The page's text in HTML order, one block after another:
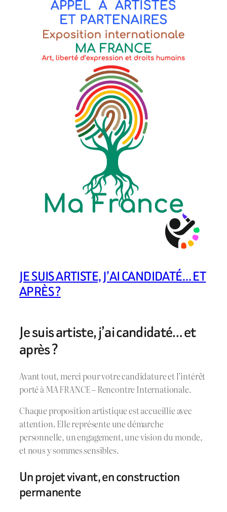
JE SUIS ARTISTE, J’AI CANDIDATÉ… ET
APRÈS ?
Je suis artiste, j’ai candidaté… et
après ?
Avant tout, merci pour votre candidature et l’intérêt
porté à MA FRANCE – Rencontre Internationale.
Chaque proposition artistique est accueillie avec
attention. Elle représente une démarche
personnelle, un engagement, une vision du monde,
et nous y sommes sensibles.
Un projet vivant, en construction
permanente